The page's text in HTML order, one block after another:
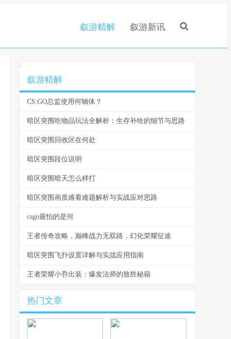
叙游精解 叙游新讯
.
叙游精解
CS:GO总监使用何轴体？
暗区突围吃物品玩法全解析：生存补给的细节与思路
暗区突围回收区在何处
暗区突围段位说明
暗区突围暗天怎么样打
暗区突围画质难看难题解析与实战应对思路
csgo最怕的是何
王者传奇攻略，巅峰战力无双路，幻化荣耀征途
暗区突围飞扑设置详解与实战应用指南
王者荣耀小乔出装：爆发法师的致胜秘籍
热门文章